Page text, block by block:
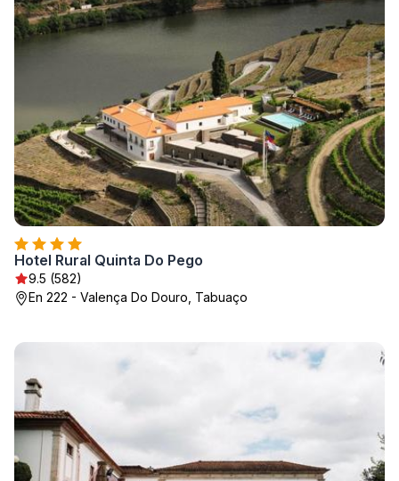
Hotel Rural Quinta Do Pego
9.5 (582)
En 222 - Valença Do Douro, Tabuaço